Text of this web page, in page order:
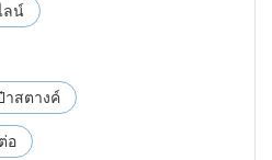
ลน์
าสตางค์
อ